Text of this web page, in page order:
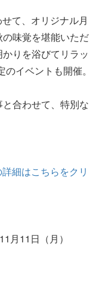
て、オリジナル月
味覚を堪能いただ
りを浴びてリラッ
イベントも開催。
合わせて、特別な
細はこちらをクリ
月11日（月）